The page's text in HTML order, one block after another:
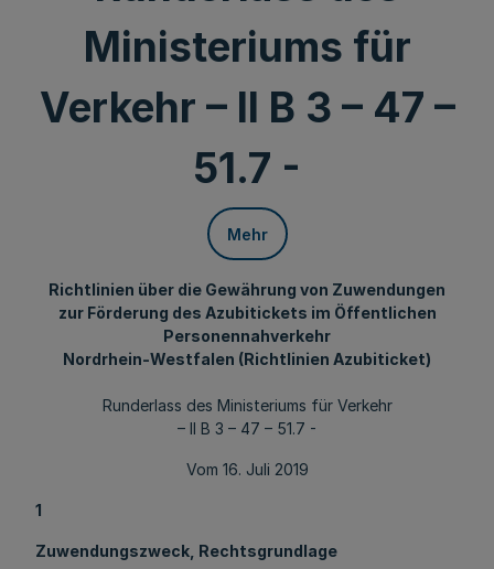
Ministeriums für
Verkehr – II B 3 – 47 –
51.7 -
Mehr
Richtlinien über die Gewährung von Zuwendungen
zur Förderung des Azubitickets im Öffentlichen
Personennahverkehr
Nordrhein-Westfalen (Richtlinien Azubiticket)
Runderlass des Ministeriums für Verkehr
– II B 3 – 47 – 51.7 -
Vom 16. Juli 2019
1
Zuwendungszweck, Rechtsgrundlage